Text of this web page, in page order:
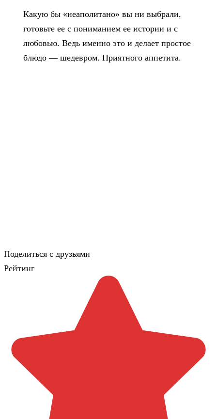
Какую бы «неаполитано» вы ни выбрали,
готовьте ее с пониманием ее истории и с
любовью. Ведь именно это и делает простое
блюдо — шедевром. Приятного аппетита.
Поделиться с друзьями
Рейтинг